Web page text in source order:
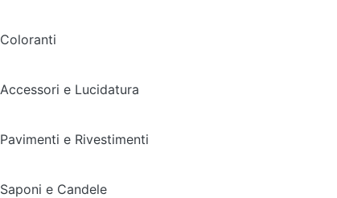
Coloranti
Accessori e Lucidatura
Pavimenti e Rivestimenti
Saponi e Candele